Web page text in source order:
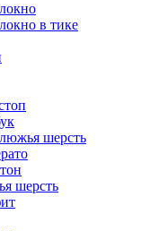
в тике
шерсть
шерсть